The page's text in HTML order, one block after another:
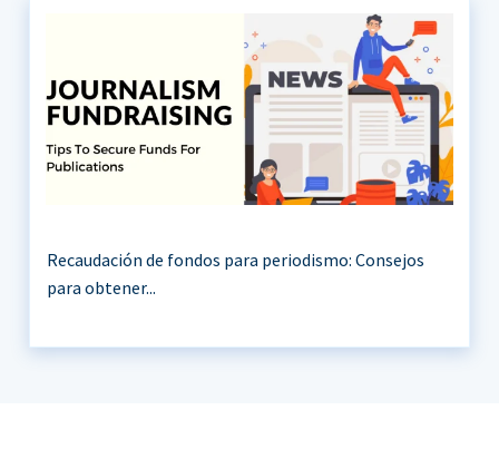
Recaudación de fondos para periodismo: Consejos
para obtener...